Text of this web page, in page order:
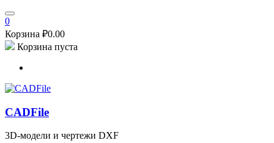
0
Корзина ₽0.00
Корзина пуста
CADFile
3D-модели и чертежи DXF